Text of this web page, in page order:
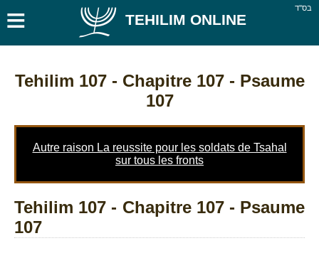
בס''ד ≡ TEHILIM ONLINE
Tehilim 107- Chapitre 107 - Psaume
107
Autre raison La reussite pour les soldats de Tsahal
sur tous les fronts
Tehilim 107 - Chapitre 107 - Psaume
107